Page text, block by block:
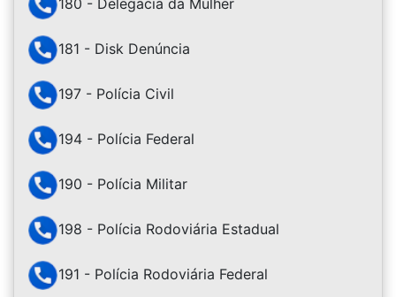
181 - Disk Denúncia
197 - Polícia Civil
194 - Polícia Federal
190 - Polícia Militar
198 - Polícia Rodoviária Estadual
191 - Polícia Rodoviária Federal